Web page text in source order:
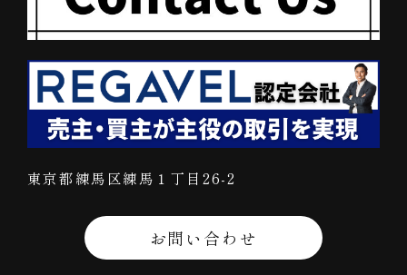
東京都練馬区練馬１丁目26-2
お問い合わせ